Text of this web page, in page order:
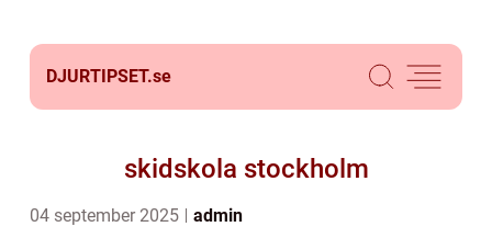
DJURTIPSET.se
skidskola stockholm
04 september 2025 admin